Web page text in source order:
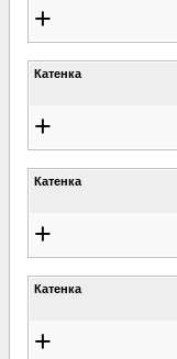
+
Катенка
+
Катенка
+
Катенка
+